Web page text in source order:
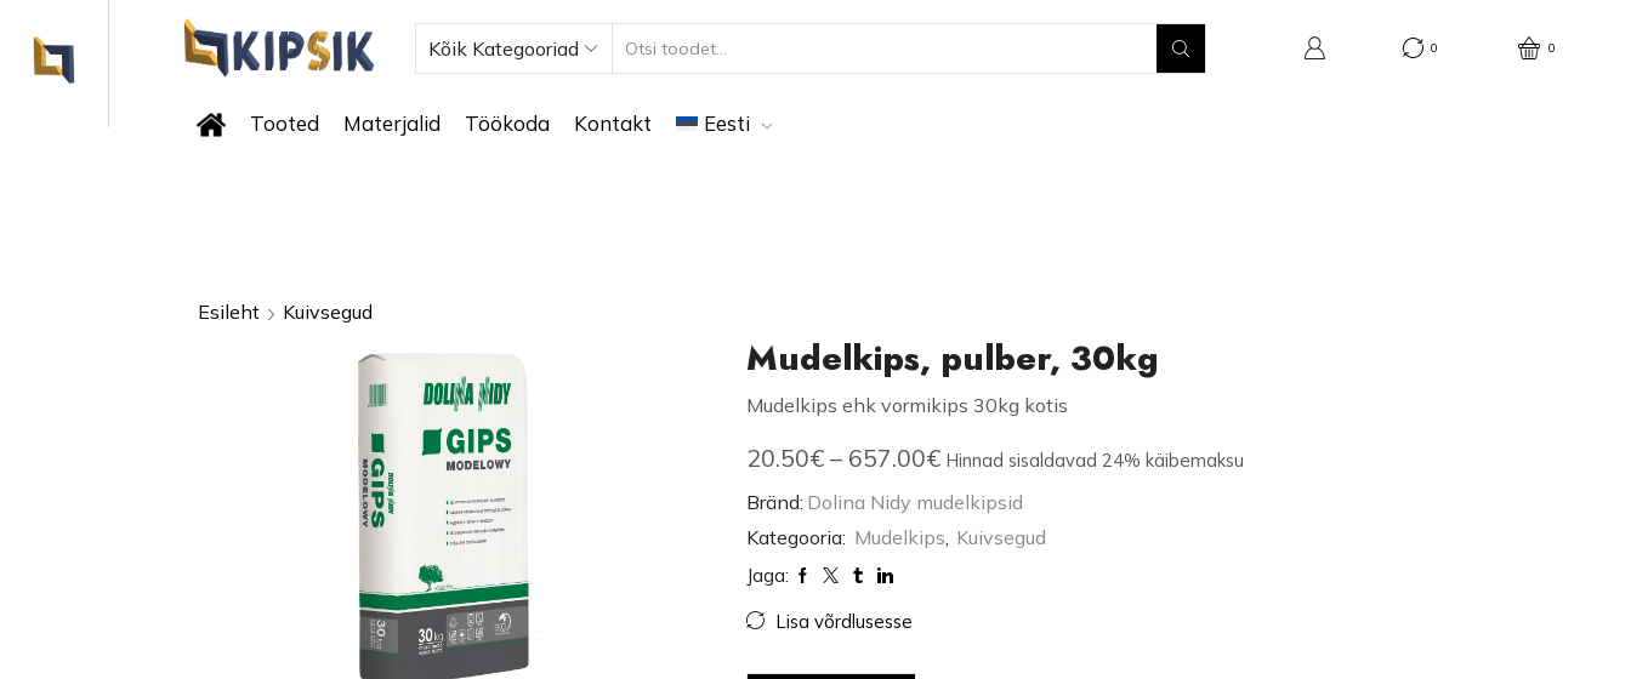
Kõik Kategooriad 0 0
Tooted Materjalid Töökoda Kontakt Eesti
Esileht Kuivsegud
Mudelkips, pulber, 30kg
Mudelkips ehk vormikips 30kg kotis
20.50€ – 657.00€ Hinnad sisaldavad 24% käibemaksu
Bränd: Dolina Nidy mudelkipsid
Kategooria: Mudelkips Kuivsegud
Jaga:
Lisa võrdlusesse